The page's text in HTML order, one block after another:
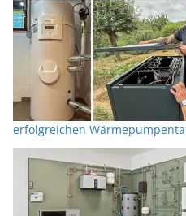
erfolgreichen